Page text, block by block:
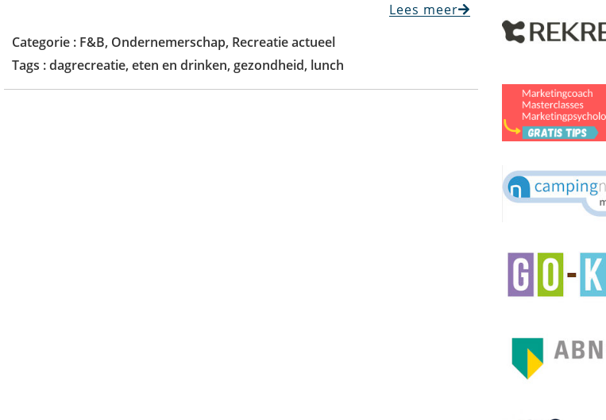
Lees meer
Categorie : F&B, Ondernemerschap, Recreatie actueel
Tags :dagrecreatie, eten en drinken, gezondheid, lunch